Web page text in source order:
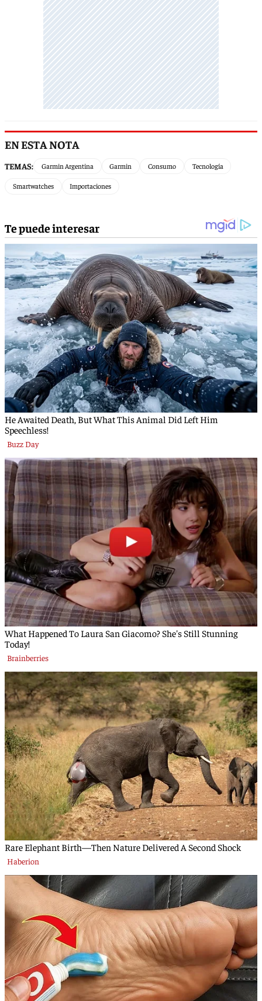
EN ESTA NOTA
TEMAS: Garmin Argentina Garmin Consumo Tecnología
Smartwatches Importaciones